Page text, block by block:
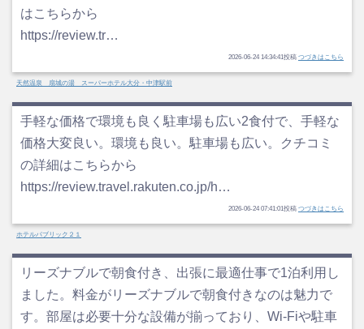
はこちらから
https://review.tr…
2026-06-24 14:34:41投稿 つづきはこちら
天然温泉 扇城の湯 スーパーホテル大分・中津駅前
手軽な価格で環境も良く駐車場も広い2食付で、手軽な
価格大変良い。環境も良い。駐車場も広い。クチコミ
の詳細はこちらから
https://review.travel.rakuten.co.jp/h…
2026-06-24 07:41:01投稿 つづきはこちら
ホテルパブリック２１
リーズナブルで朝食付き、出張に最適仕事で1泊利用し
ました。料金がリーズナブルで朝食付きなのは魅力で
す。部屋は必要十分な設備が揃っており、Wi-Fiや駐車